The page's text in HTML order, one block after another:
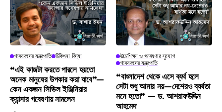
গবেষকদের যন্ত্রপাতি চিকিৎসা বিদ্যা
“এই কাজটা করতে পারলে হয়তো
অনেক মানুষের উপকার করা যাবে”—
কেন একজন সিভিল ইঞ্জিনিয়ার
ক্যান্সার গবেষণায় নামলেন
উচ্চশিক্ষা ও গবেষণার সুযোগ
গবেষকদের যন্ত্রপাতি
“বাংলাদেশ থেকে এসে ব্যর্থ হলে
সেটা শুধু আমার নয়—দেশেরও ব্যর্থতা
মনে হতো” — ড. আশরাফউদ্দিন
আহমেদ